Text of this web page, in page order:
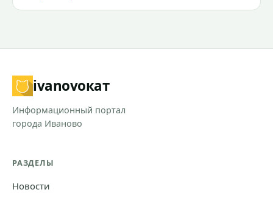
ivanovoкат
Информационный портал
города Иваново
РАЗДЕЛЫ
Новости